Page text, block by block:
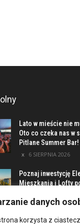
danych
korzysta z
Lato w mieście nie
Oto co czeka nas w
Pitlane Summer Bar!
6 SIERPNIA 2026
Poznaj inwestycję
Mieszkania i Lofty
5 SIERPNIA 2026